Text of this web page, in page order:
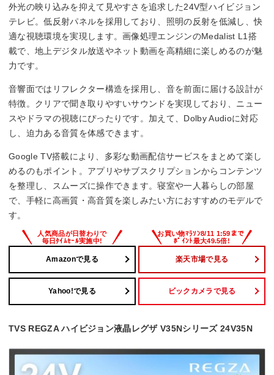
553x354x113 mm
外光の映り込みを抑えて見やすさを追求した24V型ハイビジョン
テレビ。低反射パネルを採用しており、照明の反射を低減し、快
適な視聴環境を実現します。画像処理エンジンのMedalist L1搭
載で、地上デジタル放送やネット動画を高精細に楽しめるのが魅
力です。
音響面ではリフレクター構造を採用し、音を前面に届ける設計が
特徴。クリアで聞き取りやすいサウンドを実現しており、ニュー
スやドラマの視聴にぴったりです。加えて、Dolby Audioに対応
し、迫力ある音質を体感できます。
Google TV搭載により、多彩な動画配信サービスをまとめて楽し
めるのもポイント。アプリやサブスクリプションからコンテンツ
を整理し、スムーズに操作できます。寝室や一人暮らしの部屋
で、手軽に高画質・高音質を楽しみたい方におすすめのモデルで
す。
Amazonで見る 楽天市場で見る
Yahoo!で見る ビックカメラで見る
TVS REGZA ハイビジョン液晶レグザ V35Nシリーズ 24V35N